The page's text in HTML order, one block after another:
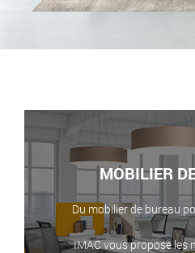
MOBILIER
Du mobilier de bureau
IMAC vous propose les